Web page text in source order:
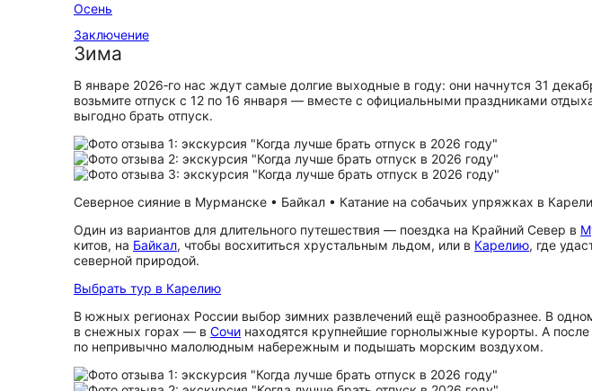
Осень
Заключение
Зима
В январе 2026‑го нас ждут самые долгие выходные в году: они начнутся 31
возьмите отпуск с 12 по 16 января — вместе с официальными праздниками
выгодно брать отпуск.
Северное сияние в Мурманске • Байкал • Катание на собачьих упряжках в
Один из вариантов для длительного путешествия — поездка на Крайний Север в
китов, на Байкал, чтобы восхититься хрустальным льдом, или в Карелию, где
северной природой.
Выбрать тур в Карелию
В южных регионах России выбор зимних развлечений ещё разнообразнее. В
в снежных горах — в Сочи находятся крупнейшие горнолыжные курорты. А после
по непривычно малолюдным набережным и подышать морским воздухом.